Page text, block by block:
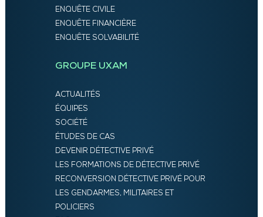
ENQUÊTE CIVILE
ENQUÊTE FINANCIÈRE
ENQUÊTE SOLVABILITÉ
GROUPE UXAM
ACTUALITÉS
ÉQUIPES
SOCIÉTÉ
ÉTUDES DE CAS
DEVENIR DÉTECTIVE PRIVÉ
LES FORMATIONS DE DÉTECTIVE PRIVÉ
RECONVERSION DÉTECTIVE PRIVÉ POUR
LES GENDARMES, MILITAIRES ET
POLICIERS